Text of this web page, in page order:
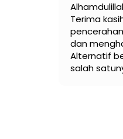
Terima
dan
Alternatif
salah